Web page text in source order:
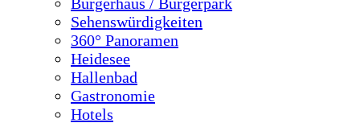
Sehenswürdigkeiten
360° Panoramen
Heidesee
Hallenbad
Gastronomie
Hotels